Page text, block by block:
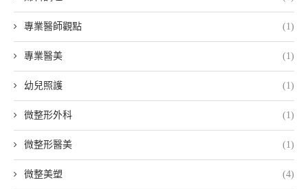
專業醫師觀點 (1)
專業醫美 (1)
幼兒照護 (1)
微整形外科 (1)
微整形醫美 (1)
微整美塑 (4)